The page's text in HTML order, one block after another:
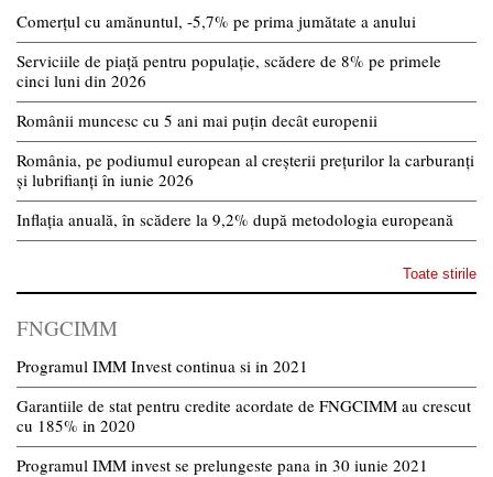
Comerțul cu amănuntul, -5,7% pe prima jumătate a anului
Serviciile de piață pentru populație, scădere de 8% pe primele
cinci luni din 2026
Românii muncesc cu 5 ani mai puțin decât europenii
România, pe podiumul european al creșterii prețurilor la carburanți
și lubrifianți în iunie 2026
Inflația anuală, în scădere la 9,2% după metodologia europeană
Toate stirile
FNGCIMM
Programul IMM Invest continua si in 2021
Garantiile de stat pentru credite acordate de FNGCIMM au crescut
cu 185% in 2020
Programul IMM invest se prelungeste pana in 30 iunie 2021